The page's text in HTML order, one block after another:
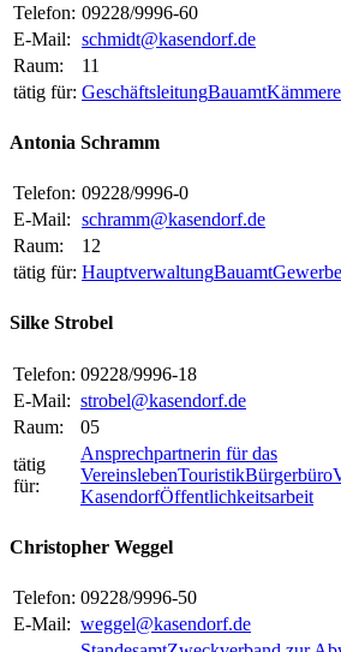
Telefon: 09228/9996-60
E-Mail: schmidt@kasendorf.de
Raum:
11
tätig für: GeschäftsleitungBauamt
Antonia Schramm
Telefon: 09228/9996-0
E-Mail: schramm@kasendorf.de
Raum:
12
tätig für: HauptverwaltungBauamt
Silke Strobel
Telefon: 09228/9996-18
E-Mail: strobel@kasendorf.de
Raum:
05
tätig
für:
Ansprechpartnerin für das
VereinslebenTouristikBürgerbüro
KasendorfÖffentlichkeitsarbeit
Christopher Weggel
Telefon: 09228/9996-50
E-Mail: weggel@kasendorf.de